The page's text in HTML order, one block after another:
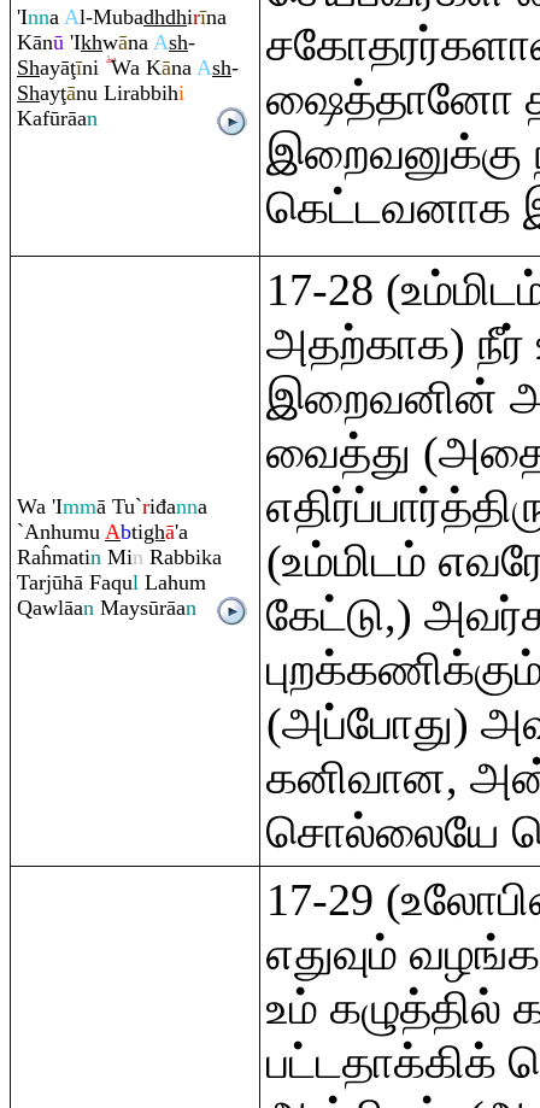
'Inna Al-Mubadhdhirīna
Kānū 'Ikhwāna Ash-
Shayāţīni Wa Kāna Ash-
Shayţānu Lirabbihi
Kafūrāan
ஷைத்தானோ
இறைவனுக்கு
கெட்டவனாக
Wa 'Immā Tu`riđanna
`Anhumu Abtighā'a
Raĥmatin Min Rabbika
Tarjūhā Faqul Lahum
Qawlāan Maysūrāan
17-28
அதற்காக) நீர்
இறைவனின்
வைத்து
(உம்மிடம்
கேட்டு,)
(அப்போது)
கனிவான,
சொல்லையே
17-29
எதுவும்
உம் கழுத்தில்
பட்டதாக்கிக்